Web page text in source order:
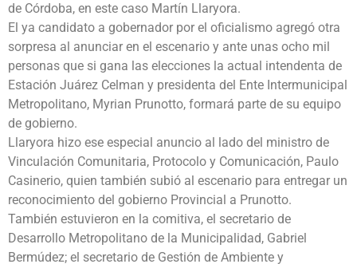
de Córdoba, en este caso Martín Llaryora.
El ya candidato a gobernador por el oficialismo agregó otra
sorpresa al anunciar en el escenario y ante unas ocho mil
personas que si gana las elecciones la actual intendenta de
Estación Juárez Celman y presidenta del Ente Intermunicipal
Metropolitano, Myrian Prunotto, formará parte de su equipo
de gobierno.
Llaryora hizo ese especial anuncio al lado del ministro de
Vinculación Comunitaria, Protocolo y Comunicación, Paulo
Casinerio, quien también subió al escenario para entregar un
reconocimiento del gobierno Provincial a Prunotto.
También estuvieron en la comitiva, el secretario de
Desarrollo Metropolitano de la Municipalidad, Gabriel
Bermúdez; el secretario de Gestión de Ambiente y